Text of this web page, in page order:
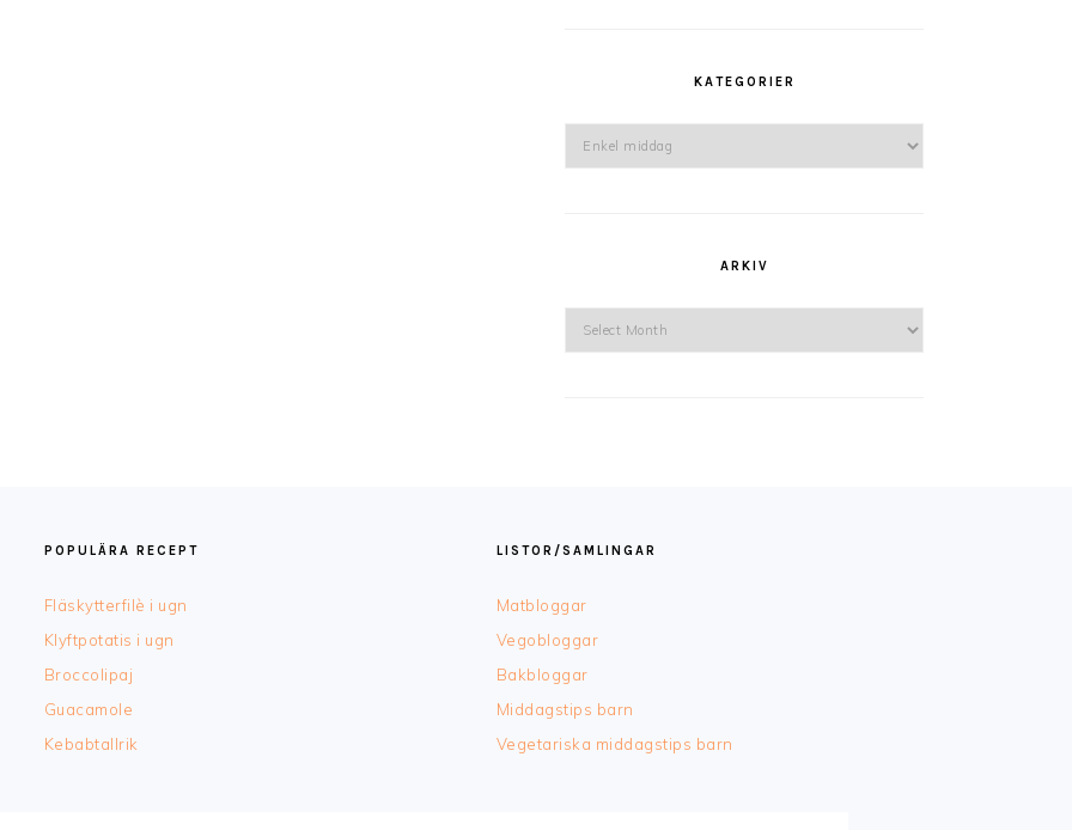
KATEGORIER
ARKIV
POPULÄRA RECEPT
Fläskytterfilè i ugn
Klyftpotatis i ugn
Broccolipaj
Guacamole
Kebabtallrik
LISTOR/SAMLINGAR
Matbloggar
Vegobloggar
Bakbloggar
Middagstips barn
Vegetariska middagstips barn